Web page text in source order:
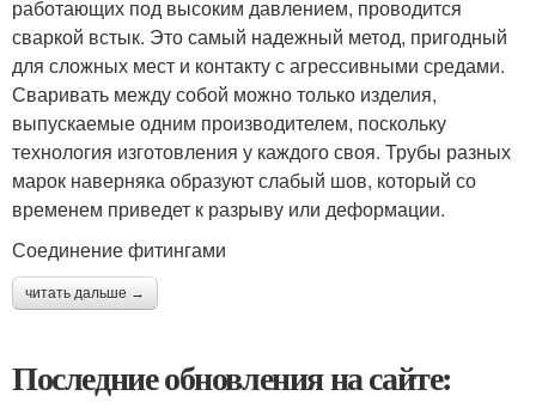
работающих под высоким давлением, проводится
сваркой встык. Это самый надежный метод, пригодный
для сложных мест и контакту с агрессивными средами.
Сваривать между собой можно только изделия,
выпускаемые одним производителем, поскольку
технология изготовления у каждого своя. Трубы разных
марок наверняка образуют слабый шов, который со
временем приведет к разрыву или деформации.
Соединение фитингами
читать дальше →
Последние обновления на сайте: